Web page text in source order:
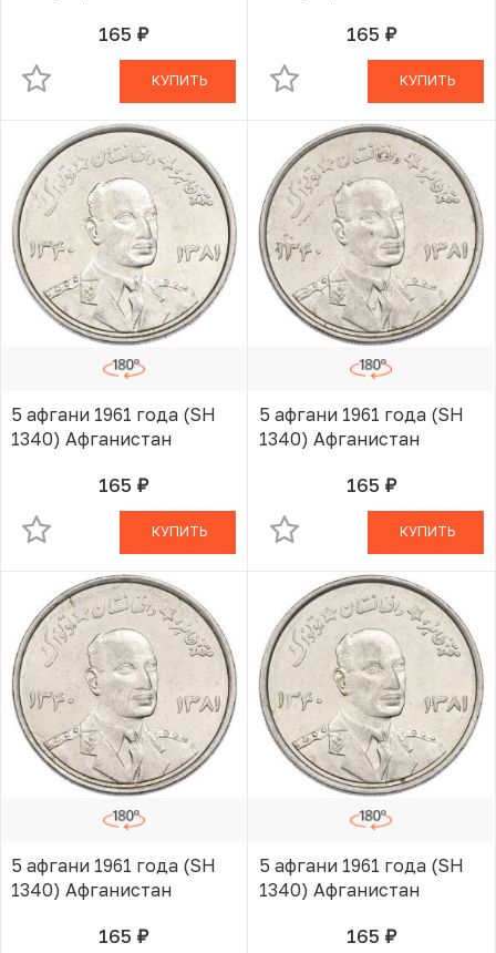
165 руб.В КОРЗИНЕ
КУПИТЬ
165 руб.В КОРЗИНЕ
КУПИТЬ
5 афгани 1961 года (SH
1340) Афганистан
165 руб.В КОРЗИНЕ
КУПИТЬ
5 афгани 1961 года (SH
1340) Афганистан
165 руб.В КОРЗИНЕ
КУПИТЬ
5 афгани 1961 года (SH
1340) Афганистан
165 руб.В КОРЗИНЕ
5 афгани 1961 года (SH
1340) Афганистан
165 руб.В КОРЗИНЕ